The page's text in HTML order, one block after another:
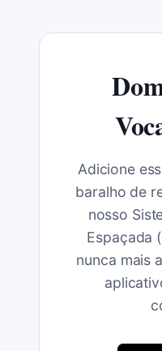
Adicione
baralho de
nosso
Espaçada
nunca mais